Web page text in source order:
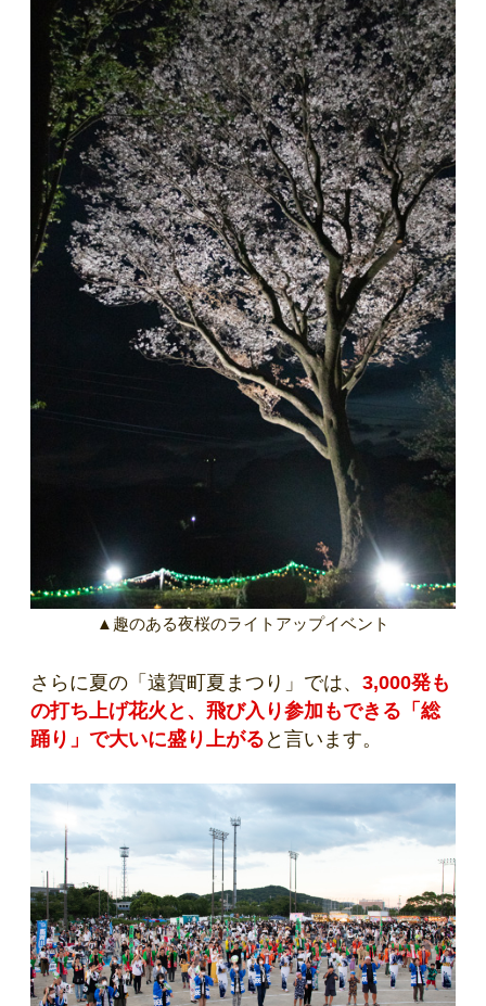
▲趣のある夜桜のライトアップイベント
さらに夏の「遠賀町夏まつり」では、 3,000発も
の打ち上げ花火と、飛び入り参加もできる「総
踊り」で大いに盛り上がる と言います。